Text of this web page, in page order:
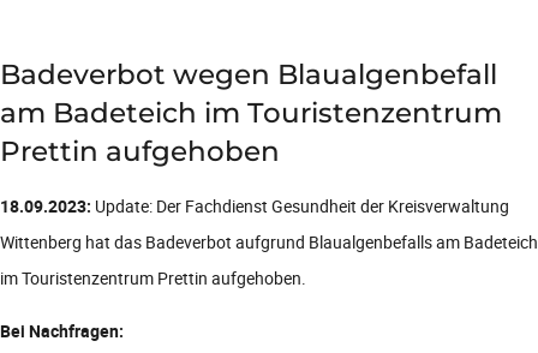
Badeverbot wegen Blaualgenbefall
am Badeteich im Touristenzentrum
Prettin aufgehoben
18.09.2023: Update: Der Fachdienst Gesundheit der Kreisverwaltung
Wittenberg hat das Badeverbot aufgrund Blaualgenbefalls am Badeteich
im Touristenzentrum Prettin aufgehoben.
Bei Nachfragen: